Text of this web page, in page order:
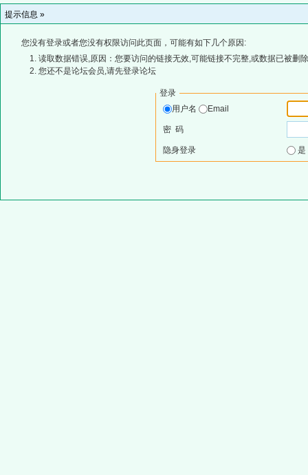
提示信息 »
您没有登录或者您没有权限访问此页面，可能有如下几个原因:
读取数据错误,原因：您要访问的链接无效,可能链接不完整,或数据已被删
您还不是论坛会员,请先登录论坛
登录
用户名
Email
密 码
隐身登录